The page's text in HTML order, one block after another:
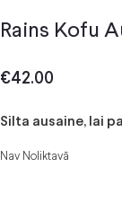
Rains Kofu
€42.00
Silta ausaine, lai
Nav Noliktavā